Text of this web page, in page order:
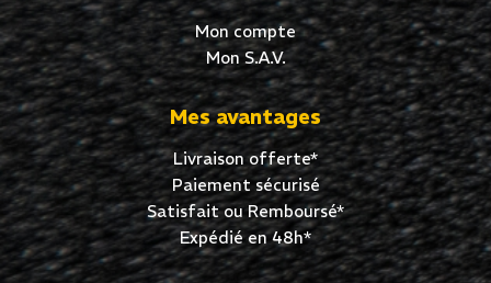
Mon compte
Mon S.A.V.
Mes avantages
Livraison offerte*
Paiement sécurisé
Satisfait ou Remboursé*
Expédié en 48h*